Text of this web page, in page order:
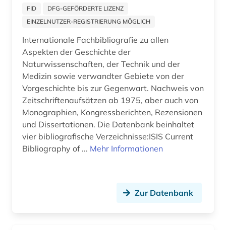
dissertationen (1)
e-book (2)
e-learning (2)
ebm (1)
ebook (1)
edinburgh (1)
FID
DFG-GEFÖRDERTE LIZENZ
EINZELNUTZER-REGISTRIERUNG MÖGLICH
Internationale Fachbibliografie zu allen
Aspekten der Geschichte der
Naturwissenschaften, der Technik und der
Medizin sowie verwandter Gebiete von der
Vorgeschichte bis zur Gegenwart. Nachweis von
Zeitschriftenaufsätzen ab 1975, aber auch von
Monographien, Kongressberichten, Rezensionen
und Dissertationen. Die Datenbank beinhaltet
vier bibliografische Verzeichnisse:ISIS Current
Bibliography of ... Mehr Informationen
Zur Datenbank